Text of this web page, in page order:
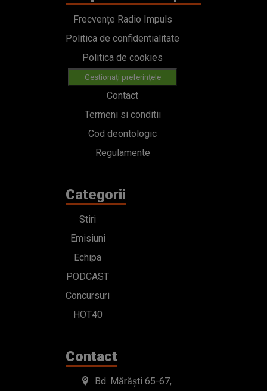
Frecvențe Radio Impuls
Politica de confidentialitate
Politica de cookies
Gestionați preferințele
Contact
Termeni si conditii
Cod deontologic
Regulamente
Categorii
Stiri
Emisiuni
Echipa
PODCAST
Concursuri
HOT40
Contact
Bd. Mărăști 65-67,